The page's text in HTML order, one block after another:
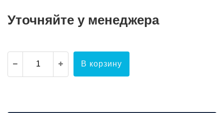
Уточняйте у менеджера
В корзину